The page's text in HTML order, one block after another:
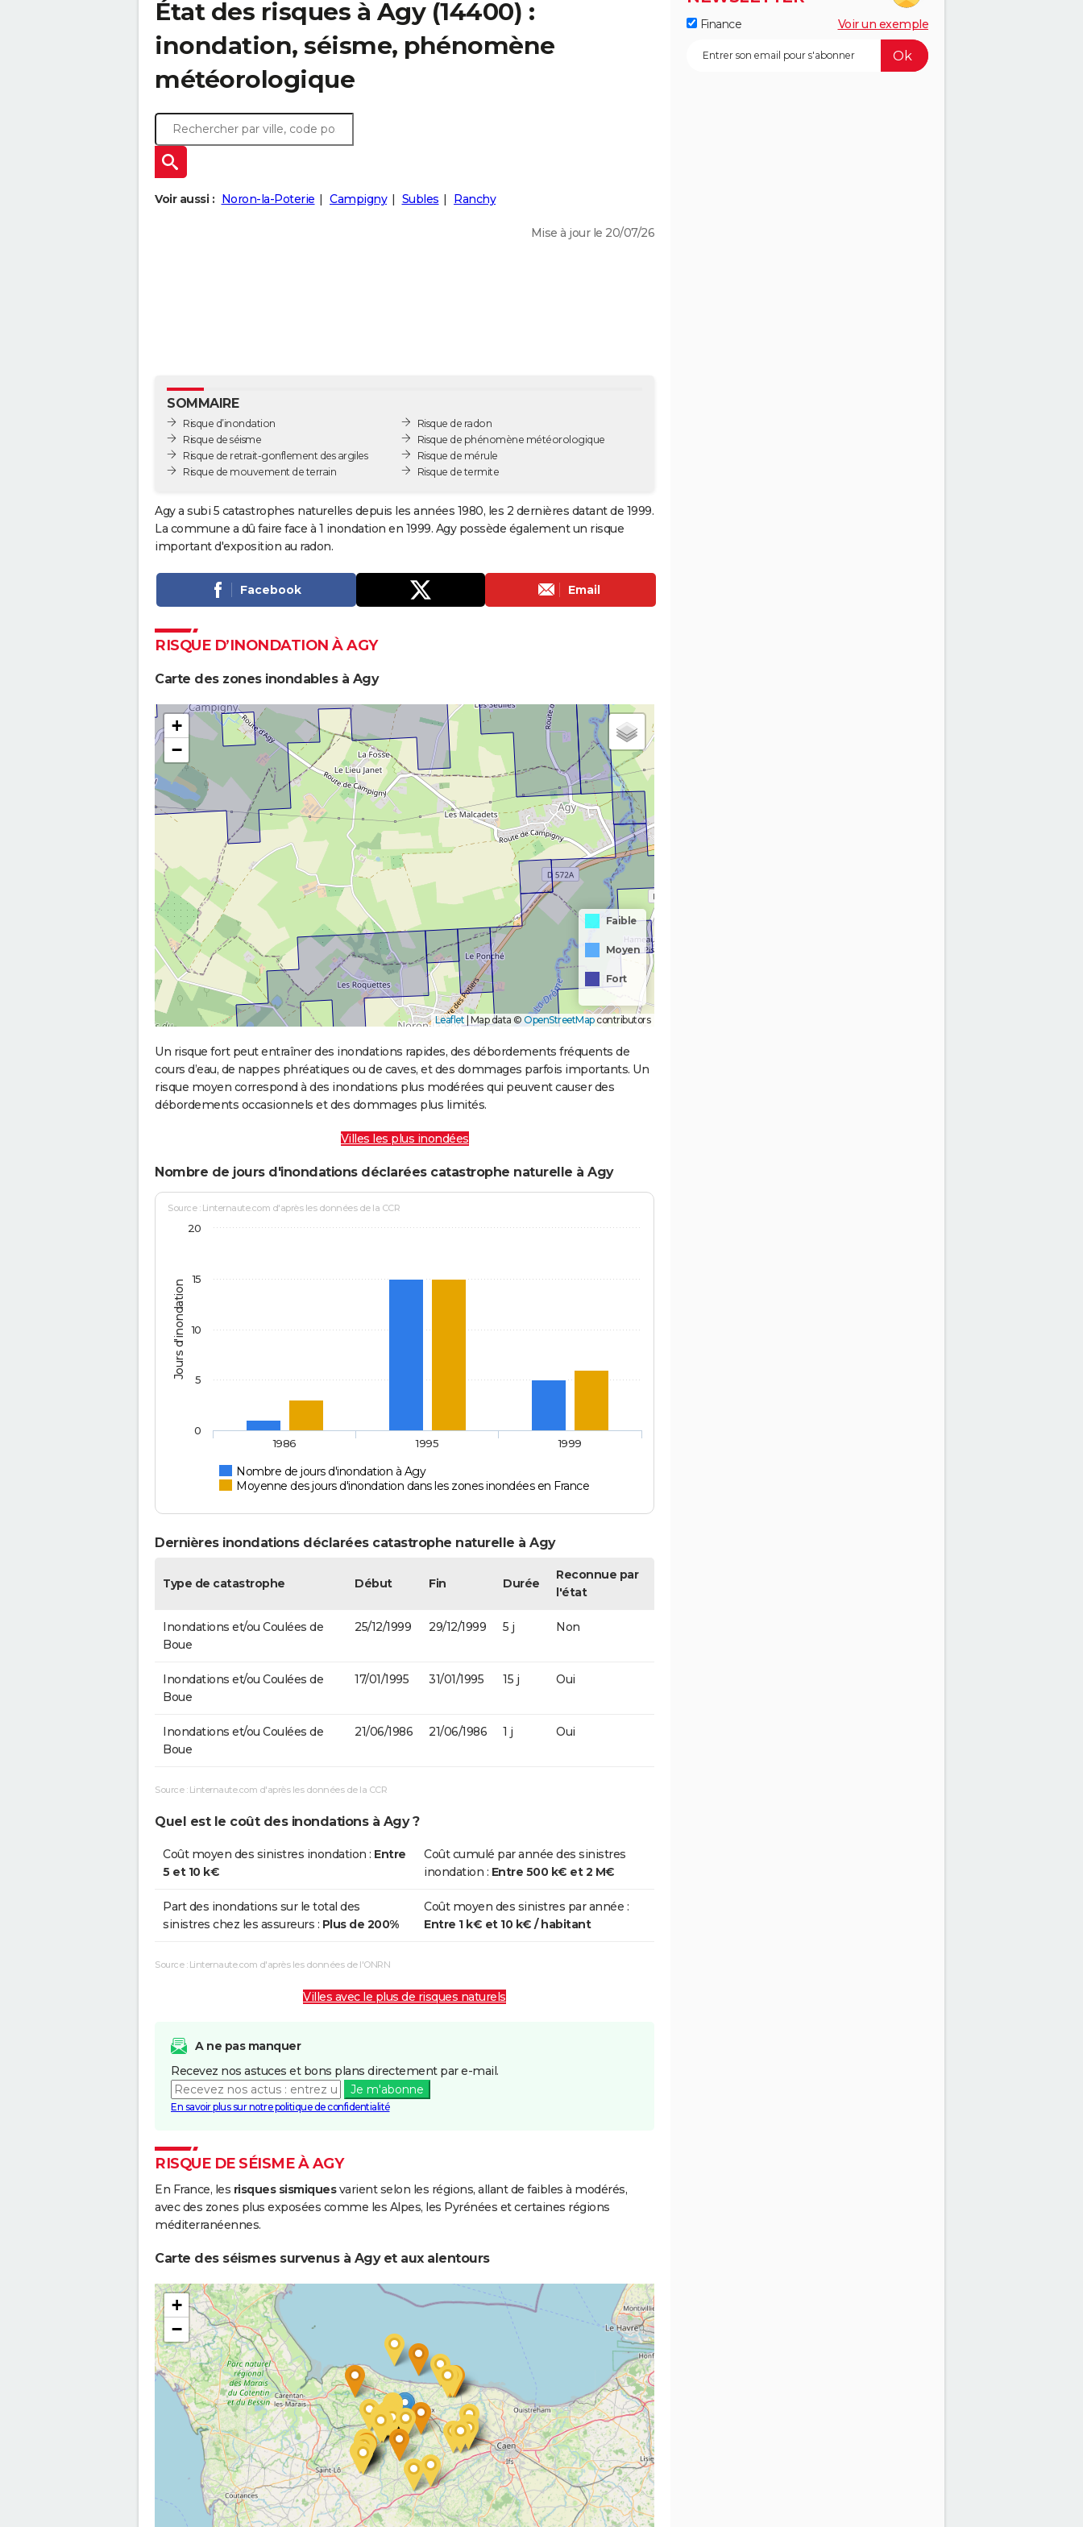
État des risques à Agy (14400) :
inondation, séisme, phénomène
météorologique
Voir aussi : Noron-la-Poterie Campigny Subles Ranchy
Mise à jour le 20/07/26
SOMMAIRE
Risque d’inondation
Risque de séisme
Risque de retrait-gonflement des argiles
Risque de mouvement de terrain
Risque de radon
Risque de phénomène météorologique
Risque de mérule
Risque de termite
Agy a subi 5 catastrophes naturelles depuis les années 1980, les 2 dernières datant de 1999.
La commune a dû faire face à 1 inondation en 1999. Agy possède également un risque
important d'exposition au radon.
Facebook Email
RISQUE D’INONDATION À AGY
Carte des zones inondables à Agy
+
−
Faible
Moyen
Fort
Leaflet Map data © OpenStreetMapcontributors
Un risque fort peut entraîner des inondations rapides, des débordements fréquents de
cours d’eau, de nappes phréatiques ou de caves, et des dommages parfois importants. Un
risque moyen correspond à des inondations plus modérées qui peuvent causer des
débordements occasionnels et des dommages plus limités.
Villes les plus inondées
Nombre de jours d'inondations déclarées catastrophe naturelle à Agy
Jours d'inondation
Source : Linternaute.com d'après les données de la CCR
Nombre de jours d'inondation à Agy
Moyenne des jours d'inondation dans les zones inondées en France
1986 1995 1999
0
5
10
15
20
Dernières inondations déclarées catastrophe naturelle à Agy
Type de catastrophe Début Fin Durée
Reconnue par
l'état
Inondations et/ou Coulées de
Boue
25/12/1999 29/12/1999 5 j Non
Inondations et/ou Coulées de
Boue
17/01/1995 31/01/1995 15 j Oui
Inondations et/ou Coulées de
Boue
21/06/1986 21/06/1986 1 j Oui
Source : Linternaute.com d'après les données de la CCR
Quel est le coût des inondations à Agy ?
Coût moyen des sinistres inondation : Entre
5 et 10 k€
Coût cumulé par année des sinistres
inondation : Entre 500 k€ et 2 M€
Part des inondations sur le total des
sinistres chez les assureurs : Plus de 200%
Coût moyen des sinistres par année :
Entre 1 k€ et 10 k€ / habitant
Source : Linternaute.com d'après les données de l'ONRN
Villes avec le plus de risques naturels
A ne pas manquer
Recevez nos astuces et bons plans directement par e-mail.
Je m'abonne
En savoir plus sur notre politique de confidentialité
RISQUE DE SÉISME À AGY
En France, les risques sismiquesvarient selon les régions, allant de faibles à modérés,
avec des zones plus exposées comme les Alpes, les Pyrénées et certaines régions
méditerranéennes.
Carte des séismes survenus à Agy et aux alentours
+
−
Finance Voir un exemple